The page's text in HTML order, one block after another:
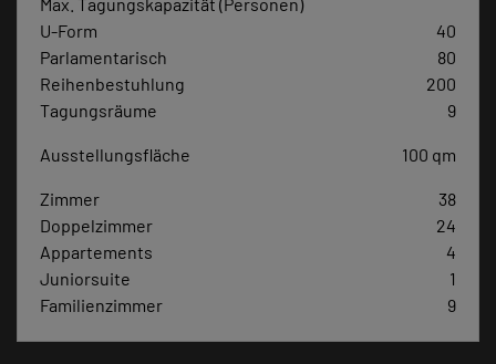
U-Form
40
Parlamentarisch
80
Reihenbestuhlung
200
Tagungsräume
9
Ausstellungsfläche 100 qm
Zimmer
38
Doppelzimmer
24
Appartements
4
Juniorsuite
1
Familienzimmer
9